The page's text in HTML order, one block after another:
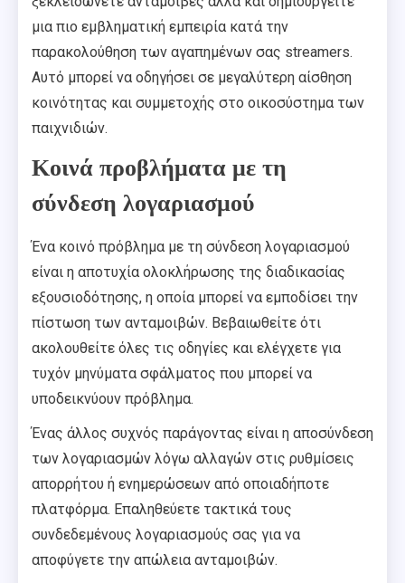
μια πιο εμβληματική εμπειρία κατά την
παρακολούθηση των αγαπημένων σας streamers.
Αυτό μπορεί να οδηγήσει σε μεγαλύτερη αίσθηση
κοινότητας και συμμετοχής στο οικοσύστημα των
παιχνιδιών.
Κοινά προβλήματα με τη
σύνδεση λογαριασμού
Ένα κοινό πρόβλημα με τη σύνδεση λογαριασμού
είναι η αποτυχία ολοκλήρωσης της διαδικασίας
εξουσιοδότησης, η οποία μπορεί να εμποδίσει την
πίστωση των ανταμοιβών. Βεβαιωθείτε ότι
ακολουθείτε όλες τις οδηγίες και ελέγχετε για
τυχόν μηνύματα σφάλματος που μπορεί να
υποδεικνύουν πρόβλημα.
Ένας άλλος συχνός παράγοντας είναι η αποσύνδεση
των λογαριασμών λόγω αλλαγών στις ρυθμίσεις
απορρήτου ή ενημερώσεων από οποιαδήποτε
πλατφόρμα. Επαληθεύετε τακτικά τους
συνδεδεμένους λογαριασμούς σας για να
αποφύγετε την απώλεια ανταμοιβών.